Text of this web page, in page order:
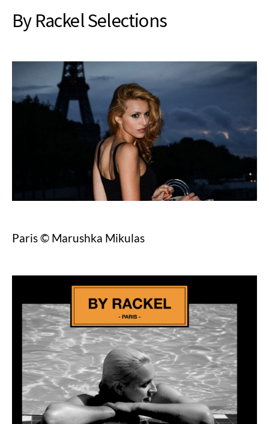
By Rackel Selections
Paris © Marushka Mikulas